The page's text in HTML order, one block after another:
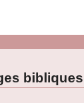
bibliques